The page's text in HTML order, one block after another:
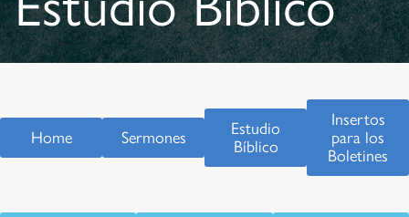
Home Sermones
Estudio
Bíblico
Insertos
para los
Boletines